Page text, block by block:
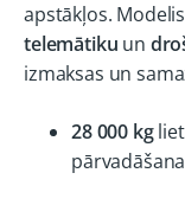
apstākļos.
telemātiku un
izmaksas un
28 000 kg